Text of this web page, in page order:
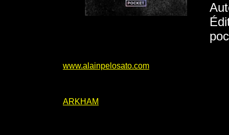
www.alainpelosato.com
ARKHAM